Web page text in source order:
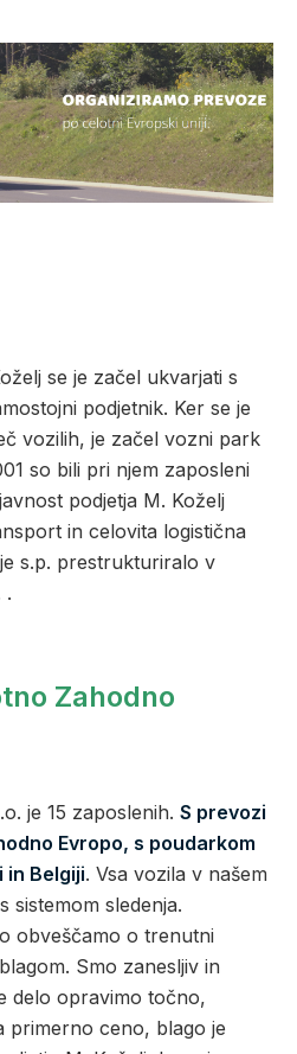
se je začel ukvarjati s
podjetnik. Ker se je
vozilih, je začel vozni park
so bili pri njem zaposleni
podjetja M. Koželj
in celovita logistična
s.p. prestrukturiralo v
.
Zahodno
je 15 zaposlenih. S prevozi
Evropo, s poudarkom
in Belgiji. Vsa vozila v našem
sistemom sledenja.
obveščamo o trenutni
Smo zanesljiv in
delo opravimo točno,
primerno ceno, blago je